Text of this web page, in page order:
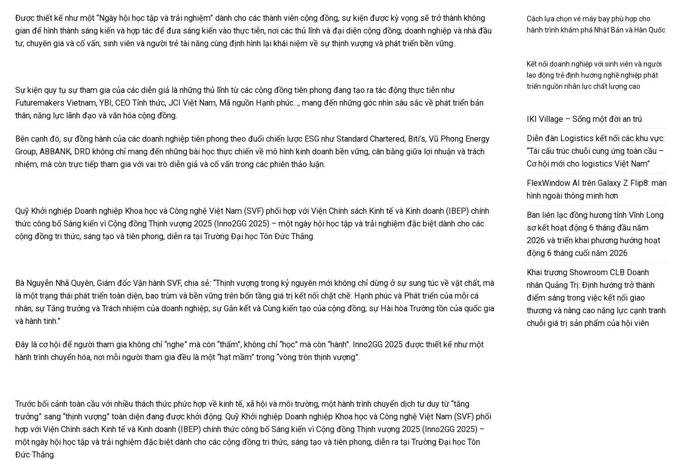
Được thiết kế như một “Ngày hội học tập và trải nghiệm” dành cho các thành viên cộng đồng, sự kiện được kỳ vọng sẽ trở thành không
gian để hình thành sáng kiến và hợp tác để đưa sáng kiến vào thực tiễn, nơi các thủ lĩnh và đại diện cộng đồng; doanh nghiệp và nhà đầu
tư; chuyên gia và cố vấn; sinh viên và người trẻ tài năng cùng định hình lại khái niệm về sự thịnh vượng và phát triển bền vững..
Sự kiện quy tụ sự tham gia của các diễn giả là những thủ lĩnh từ các cộng đồng tiên phong đang tạo ra tác động thực tiễn như
Futuremakers Vietnam, YBI, CEO Tỉnh thức, JCI Việt Nam, Mã nguồn Hạnh phúc…, mang đến những góc nhìn sâu sắc về phát triển bản
thân, năng lực lãnh đạo và văn hóa cộng đồng.
Bên cạnh đó, sự đồng hành của các doanh nghiệp tiên phong theo đuổi chiến lược ESG như Standard Chartered, Biti’s, Vũ Phong Energy
Group, ABBANK, DRD không chỉ mang đến những bài học thực chiến về mô hình kinh doanh bền vững, cân bằng giữa lợi nhuận và trách
nhiệm, mà còn trực tiếp tham gia với vai trò diễn giả và cố vấn trong các phiên thảo luận.
Quỹ Khởi nghiệp Doanh nghiệp Khoa học và Công nghệ Việt Nam (SVF) phối hợp với Viện Chính sách Kinh tế và Kinh doanh (IBEP) chính
thức công bố Sáng kiến vì Cộng đồng Thịnh vượng 2025 (Inno2GG 2025) – một ngày hội học tập và trải nghiệm đặc biệt dành cho các
cộng đồng tri thức, sáng tạo và tiên phong, diễn ra tại Trường Đại học Tôn Đức Thắng.
Bà Nguyễn Nhã Quyên, Giám đốc Vận hành SVF, chia sẻ: “Thịnh vượng trong kỷ nguyên mới không chỉ dừng ở sự sung túc về vật chất, mà
là một trạng thái phát triển toàn diện, bao trùm và bền vững trên bốn tầng giá trị kết nối chặt chẽ: Hạnh phúc và Phát triển của mỗi cá
nhân; sự Tăng trưởng và Trách nhiệm của doanh nghiệp; sự Gắn kết và Cùng kiến tạo của cộng đồng; sự Hài hòa Trường tồn của quốc gia
và hành tinh.”
Đây là cơ hội để người tham gia không chỉ “nghe” mà còn “thấm”, không chỉ “học” mà còn “hành”. Inno2GG 2025 được thiết kế như một
hành trình chuyển hóa, nơi mỗi người tham gia đều là một “hạt mầm” trong “vòng tròn thịnh vượng”.
Trước bối cảnh toàn cầu với nhiều thách thức phức hợp về kinh tế, xã hội và môi trường, một hành trình chuyển dịch tư duy từ “tăng
trưởng” sang “thịnh vượng” toàn diện đang được khởi động. Quỹ Khởi nghiệp Doanh nghiệp Khoa học và Công nghệ Việt Nam (SVF) phối
hợp với Viện Chính sách Kinh tế và Kinh doanh (IBEP) chính thức công bố Sáng kiến vì Cộng đồng Thịnh vượng 2025 (Inno2GG 2025) –
một ngày hội học tập và trải nghiệm đặc biệt dành cho các cộng đồng tri thức, sáng tạo và tiên phong, diễn ra tại Trường Đại học Tôn
Đức Thắng.
Cách lựa chọn vé máy bay phù hợp cho
hành trình khám phá Nhật Bản và Hàn Quốc
Kết nối doanh nghiệp với sinh viên và người
lao động trẻ định hướng nghề nghiệp phát
triển nguồn nhân lực chất lượng cao
IKI Village – Sống một đời an trú
Diễn đàn Logistics kết nối các khu vực:
“Tái cấu trúc chuỗi cung ứng toàn cầu –
Cơ hội mới cho logistics Việt Nam”
FlexWindow AI trên Galaxy Z Flip8: màn
hình ngoài thông minh hơn
Ban liên lạc đồng hương tỉnh Vĩnh Long
sơ kết hoạt động 6 tháng đầu năm
2026 và triển khai phương hướng hoạt
động 6 tháng cuối năm 2026
Khai trương Showroom CLB Doanh
nhân Quảng Trị: Định hướng trở thành
điểm sáng trong việc kết nối giao
thương và nâng cao năng lực cạnh tranh
chuỗi giá trị sản phẩm của hội viên